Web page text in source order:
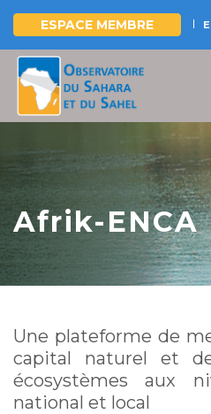
Aller
contenu
principal
ESPACE MEMBRE
Afrik-ENCA
Une plateforme de
capital naturel et
écosystèmes aux
national et local